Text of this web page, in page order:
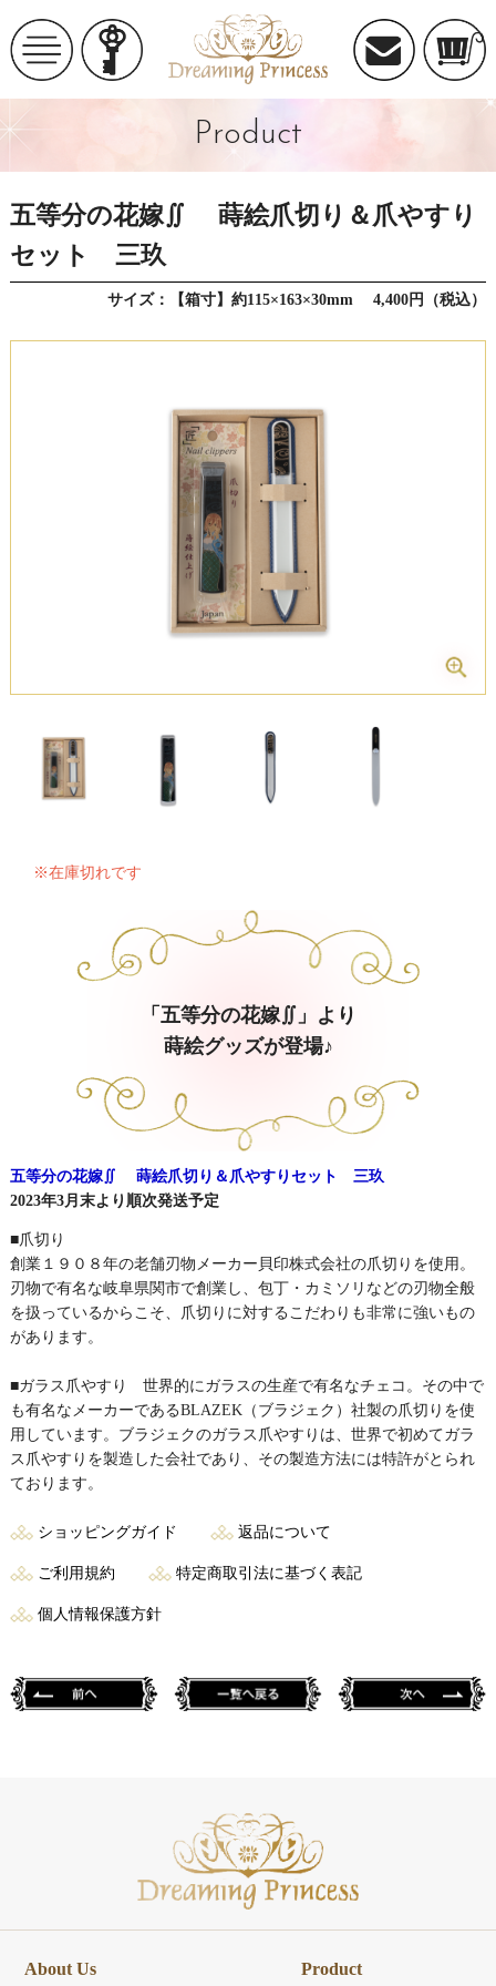
Product
五等分の花嫁∬ 蒔絵爪切り＆爪やすり
セット 三玖
サイズ：【箱寸】約115×163×30mm 4,400円（税込）
※在庫切れです
「五等分の花嫁∬」より
蒔絵グッズが登場♪
五等分の花嫁∬ 蒔絵爪切り＆爪やすりセット 三玖
2023年3月末より順次発送予定
■爪切り
創業１９０８年の老舗刃物メーカー貝印株式会社の爪切りを使用。
刃物で有名な岐阜県関市で創業し、包丁・カミソリなどの刃物全般
を扱っているからこそ、爪切りに対するこだわりも非常に強いもの
があります。
■ガラス爪やすり 世界的にガラスの生産で有名なチェコ。その中で
も有名なメーカーであるBLAZEK（ブラジェク）社製の爪切りを使
用しています。ブラジェクのガラス爪やすりは、世界で初めてガラ
ス爪やすりを製造した会社であり、その製造方法には特許がとられ
ております。
ショッピングガイド 返品について
ご利用規約 特定商取引法に基づく表記
個人情報保護方針
About Us Product